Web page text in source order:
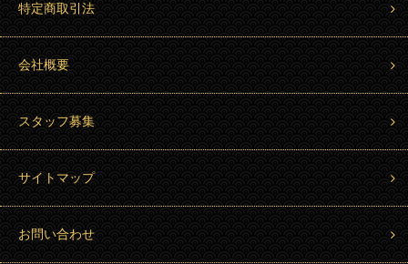
特定商取引法
会社概要
スタッフ募集
サイトマップ
お問い合わせ